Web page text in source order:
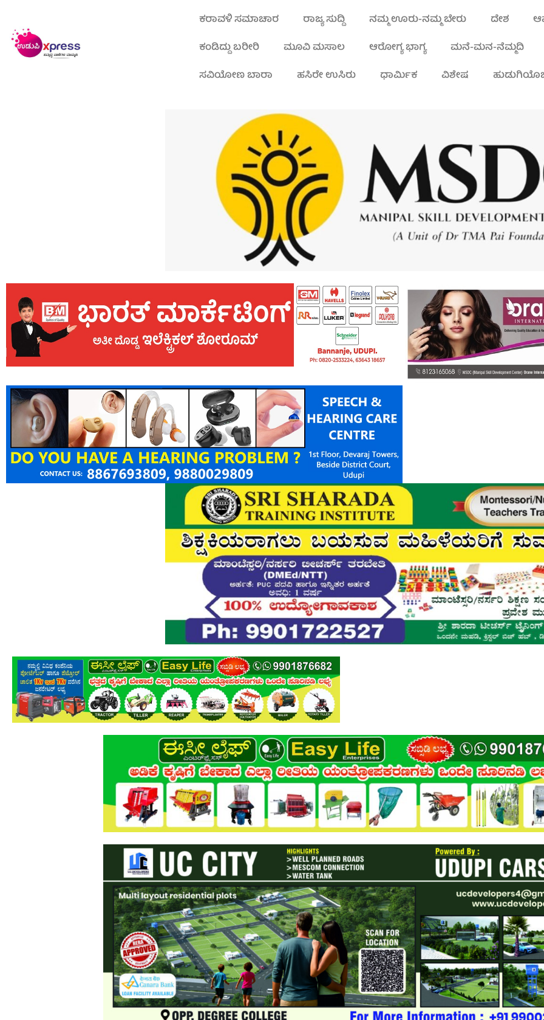
ಕರಾವಳಿ ಸಮಾಚಾರ ರಾಜ್ಯ ಸುದ್ದಿ ನಮ್ಮ ಊರು-ನಮ್ಮ ಬೇರು ದೇಶ
ಕಂಡಿದ್ದು ಬರೀರಿ
ಮೂವಿ ಮಸಾಲ ಆರೋಗ್ಯ ಭಾಗ್ಯ ಮನೆ-ಮನ-ನೆಮ್ಮದಿ
ಸವಿಯೋಣ ಬಾರಾ
ಹಸಿರೇ ಉಸಿರು ಧಾರ್ಮಿಕ ವಿಶೇಷ